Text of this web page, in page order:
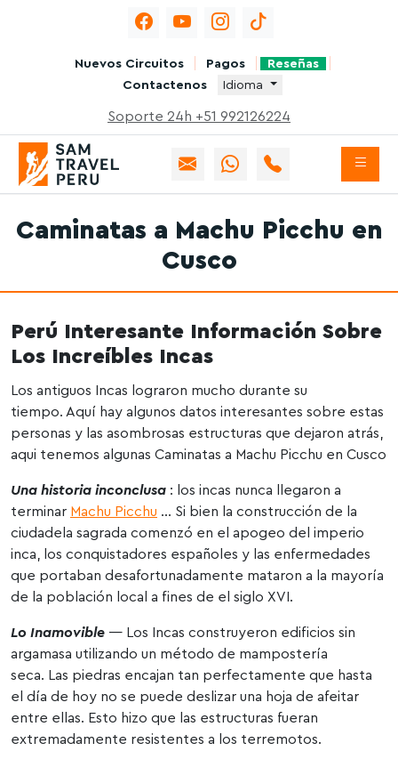
Nuevos Circuitos Pagos
Reseñas
Contactenos
Idioma
Soporte 24h +51 992126224
Caminatas a Machu Picchu en
Cusco
Perú Interesante Información Sobre
Los Increíbles Incas
Los antiguos Incas lograron mucho durante su
tiempo. Aquí hay algunos datos interesantes sobre estas
personas y las asombrosas estructuras que dejaron atrás,
aqui tenemos algunas Caminatas a Machu Picchu en Cusco
Una historia inconclusa : los incas nunca llegaron a
terminar Machu Picchu … Si bien la construcción de la
ciudadela sagrada comenzó en el apogeo del imperio
inca, los conquistadores españoles y las enfermedades
que portaban desafortunadamente mataron a la mayoría
de la población local a fines de el siglo XVI.
Lo Inamovible — Los Incas construyeron edificios sin
argamasa utilizando un método de mampostería
seca. Las piedras encajan tan perfectamente que hasta
el día de hoy no se puede deslizar una hoja de afeitar
entre ellas. Esto hizo que las estructuras fueran
extremadamente resistentes a los terremotos.